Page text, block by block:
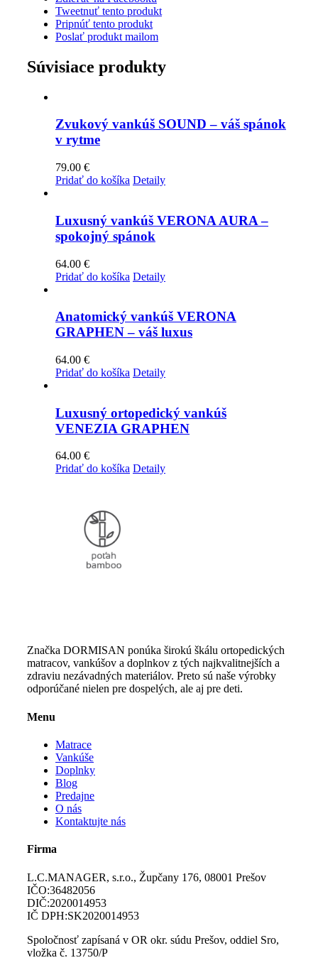
Tweetnuť tento produkt
Pripnúť tento produkt
Poslať produkt mailom
Súvisiace produkty
Zvukový vankúš SOUND – váš spánok
v rytme
79.00 €
Pridať do košíka Detaily
Luxusný vankúš VERONA AURA –
spokojný spánok
64.00 €
Pridať do košíka Detaily
Anatomický vankúš VERONA
GRAPHEN – váš luxus
64.00 €
Pridať do košíka Detaily
Luxusný ortopedický vankúš
VENEZIA GRAPHEN
64.00 €
Pridať do košíka Detaily
Značka DORMISAN ponúka širokú škálu ortopedických
matracov, vankúšov a doplnkov z tých najkvalitnejších a
zdraviu nezávadných materiálov. Preto sú naše výrobky
odporúčané nielen pre dospelých, ale aj pre deti.
Menu
Matrace
Vankúše
Doplnky
Blog
Predajne
O nás
Kontaktujte nás
Firma
L.C.MANAGER, s.r.o., Župčany 176, 08001 Prešov
IČO:36482056
DIČ:2020014953
IČ DPH:SK2020014953
Spoločnosť zapísaná v OR okr. súdu Prešov, oddiel Sro,
vložka č. 13750/P